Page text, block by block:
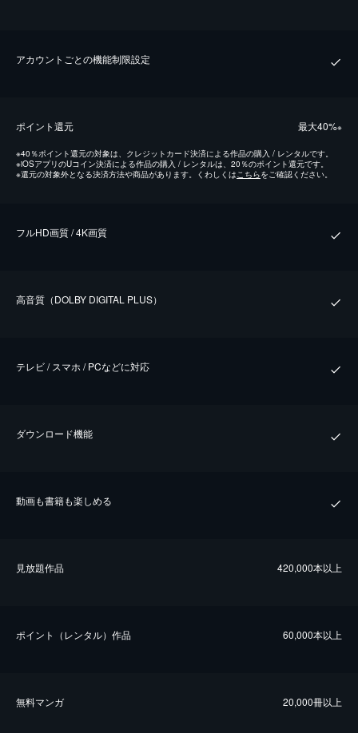
アカウントごとの機能制限設定
ポイント還元 最⼤40%※
※40％ポイント還元の対象は、クレジットカード決済による作品の購入 / レンタルです。
※iOSアプリのUコイン決済による作品の購入 / レンタルは、20％のポイント還元です。
※還元の対象外となる決済方法や商品があります。くわしくはこちらをご確認ください。
フルHD画質 / 4K画質
⾼⾳質（DOLBY DIGITAL PLUS）
テレビ / スマホ / PCなどに対応
ダウンロード機能
動画も書籍も楽しめる
⾒放題作品 420,000本以上
ポイント（レンタル）作品 60,000本以上
無料マンガ 20,000冊以上